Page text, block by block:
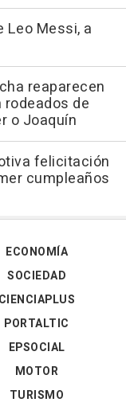
Leo Messi, a
reaparecen
de
o Joaquín
felicitación
cumpleaños
ECONOMÍA
SOCIEDAD
CIENCIAPLUS
PORTALTIC
EPSOCIAL
MOTOR
TURISMO